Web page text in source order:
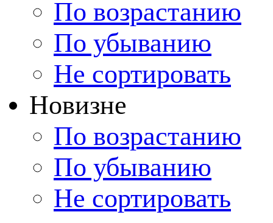
По возрастанию
По убыванию
Не сортировать
Новизне
По возрастанию
По убыванию
Не сортировать